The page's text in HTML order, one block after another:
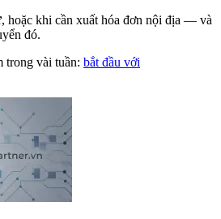
hoặc khi cần xuất hóa đơn nội địa — và
đó.
trong vài tuần: bắt đầu với